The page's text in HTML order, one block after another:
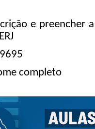
e preencher
completo